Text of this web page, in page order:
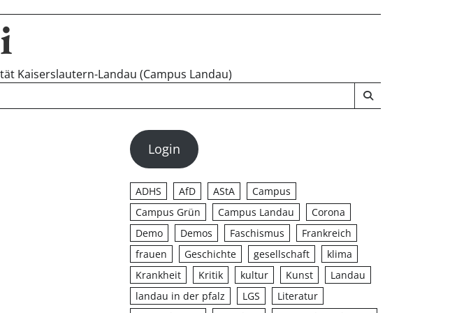
Kaiserslautern-Landau (Campus Landau)
Login
ADHS AfD AStA
Campus
Campus Grün
Campus Landau
Corona
Demo
Demos Faschismus
Frankreich
frauen
Geschichte gesellschaft
klima
Krankheit
Kritik kultur Kunst
Landau
landau in der pfalz
LGS
Literatur